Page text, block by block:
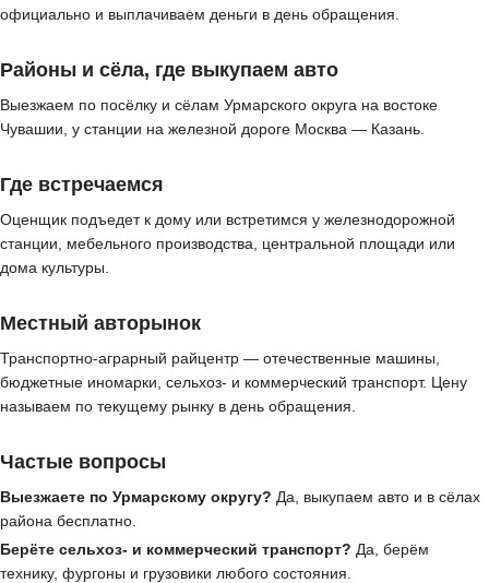
официально и выплачиваем деньги в день обращения.
Районы и сёла, где выкупаем авто
Выезжаем по посёлку и сёлам Урмарского округа на востоке
Чувашии, у станции на железной дороге Москва — Казань.
Где встречаемся
Оценщик подъедет к дому или встретимся у железнодорожной
станции, мебельного производства, центральной площади или
дома культуры.
Местный авторынок
Транспортно-аграрный райцентр — отечественные машины,
бюджетные иномарки, сельхоз- и коммерческий транспорт. Цену
называем по текущему рынку в день обращения.
Частые вопросы
Выезжаете по Урмарскому округу? Да, выкупаем авто и в сёлах
района бесплатно.
Берёте сельхоз- и коммерческий транспорт? Да, берём
технику, фургоны и грузовики любого состояния.